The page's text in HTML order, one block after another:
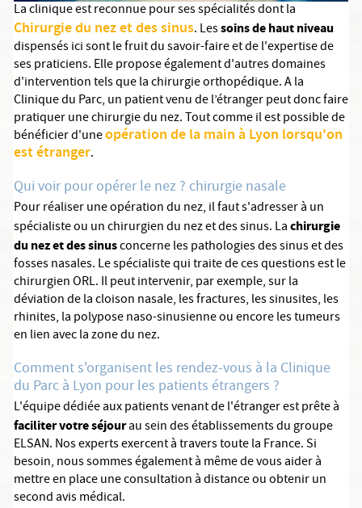
La clinique est reconnue pour ses spécialités dont la
Chirurgie du nez et des sinus. Lessoins de haut niveau
dispensés ici sont le fruit du savoir-faire et de l'expertise de
ses praticiens. Elle propose également d'autres domaines
d'intervention tels que la chirurgie orthopédique. A la
Clinique du Parc, un patient venu de l’étranger peut donc faire
pratiquer une chirurgie du nez. Tout comme il est possible de
bénéficier d'uneopération de la main à Lyon lorsqu'on
est étranger.
Qui voir pour opérer le nez ? chirurgie nasale
Pour réaliser une opération du nez, il faut s'adresser à un
spécialiste ou un chirurgien du nez et des sinus. Lachirurgie
du nez et des sinusconcerne les pathologies des sinus et des
fosses nasales. Le spécialiste qui traite de ces questions est le
chirurgien ORL. Il peut intervenir, par exemple, sur la
déviation de la cloison nasale, les fractures, les sinusites, les
rhinites, la polypose naso-sinusienne ou encore les tumeurs
en lien avec la zone du nez.
Comment s'organisent les rendez-vous à la Clinique
du Parc à Lyon pour les patients étrangers ?
L'équipe dédiée aux patients venant de l'étranger est prête à
faciliter votre séjourau sein des établissements du groupe
ELSAN. Nos experts exercent à travers toute la France. Si
besoin, nous sommes également à même de vous aider à
mettre en place une consultation à distance ou obtenir un
second avis médical.